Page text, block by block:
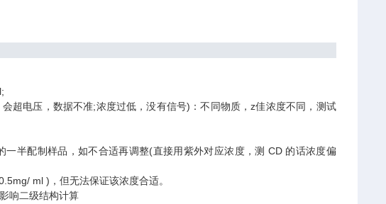
电压，数据不准;浓度过低，没有信号)：不同物质，z佳浓度不同，测试
配制样品，如不合适再调整(直接用紫外对应浓度，测 CD 的话浓度偏
ml )，但无法保证该浓度合适。
响二级结构计算